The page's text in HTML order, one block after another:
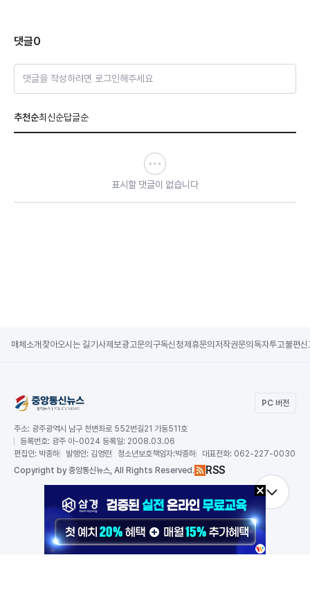
댓글0
댓글을 작성하려면 로그인해주세요
추천순최신순답글순
표시할 댓글이 없습니다
매체소개 찾아오시는 길기사제보광고문의 구독신청제휴문의 저작권문의 독자투고불편신
PC 버전
주소: 광주광역시 남구 천변좌로 552번길21 가동511호
등록번호: 광주 아-0024 등록일: 2008.03.06
편집인: 박종하 발행인: 김영란 청소년보호책임자:박종하 대표전화: 062-227-0030
Copyright by 중앙통신뉴스, All Rights Reserved. RSS